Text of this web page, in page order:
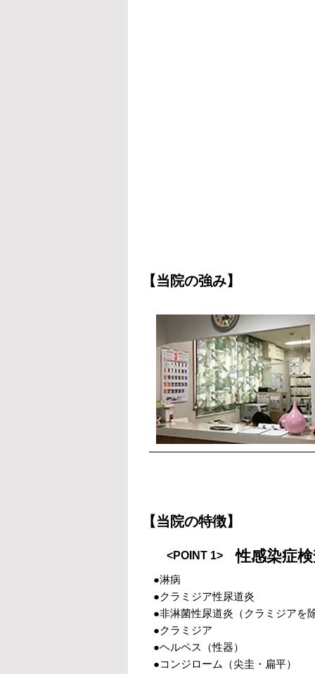
【当院の強み】
【当院の特徴】
<POINT 1> 性感染症
●淋病
●クラミジア性尿道炎
●非淋菌性尿道炎（クラミジアを
●クラミジア
●ヘルペス（性器）
●コンジローム（尖圭・扁平）